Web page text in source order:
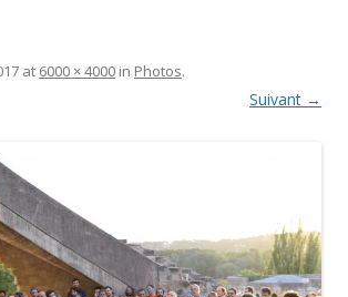
at 6000 × 4000 in Photos.
Suivant →